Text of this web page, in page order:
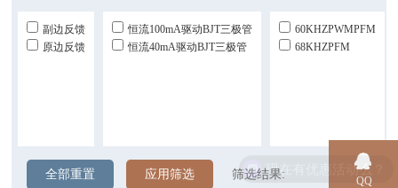
副边反馈
原边反馈
恒流100mA驱动BJT三极管
恒流40mA驱动BJT三极管
60KHZPWMPFM
68KHZPFM
全部重置 应用筛选 筛选结果: QQ
现在有优惠活动么？